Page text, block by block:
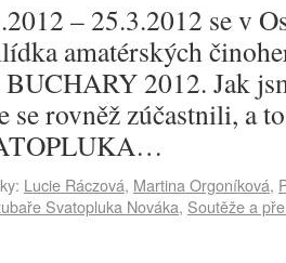
– 25.3.2012 se v
amatérských
2012. Jak
se rovněž zúčastnili, a
Lucie Ráczová, Martina Orgoníková,
Svatopluka Nováka, Soutěže a